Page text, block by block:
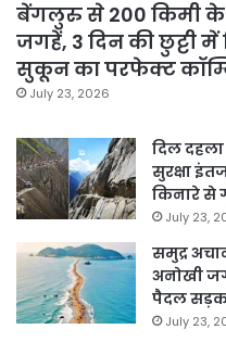
बेंगलुरु से 200 किमी के
जगहें, 3 दिन की छुट्टी
सुकून का परफेक्ट
July 23, 2026
दिल
सुरक्षा
किनारे से
July 23,
समुद्र
अनोखी
पैदल सड़क,
July 23,